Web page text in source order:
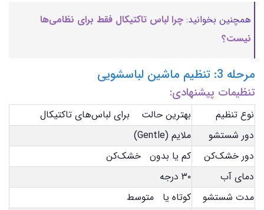
همچنین بخوانید: چرا لباس تاکتیکال فقط برای نظامی‌ها
نیست؟
مرحله 3: تنظیم ماشین لباسشویی
تنظیمات پیشنهادی:
نوع تنظیم
بهترین حالت برای لباس‌های تاکتیکال
دور شستشو
ملایم (Gentle)
دور خشک‌کن
کم یا بدون خشک‌کن
دمای آب
۳۰ درجه
مدت شستشو
کوتاه یا متوسط